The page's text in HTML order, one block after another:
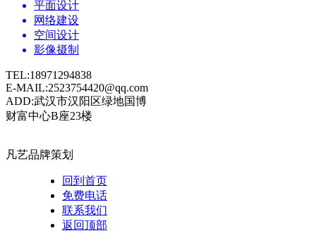
平面设计
网络建设
空间设计
影像摄制
TEL:18971294838
E-MAIL:2523754420@qq.com
ADD:武汉市汉阳区绿地国博
财富中心B座23楼
凡艺品牌策划
回到首页
免费电话
联系我们
返回顶部